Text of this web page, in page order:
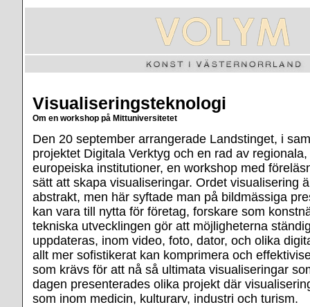
Visualiseringsteknologi
Om en workshop på Mittuniversitetet
Den 20 september arrangerade Landstinget, i
projektet Digitala Verktyg och en rad av
europeiska institutioner, en workshop med
sätt att skapa visualiseringar. Ordet visualisering
abstrakt, men här syftade man på bildmässiga
kan vara till nytta för företag, forskare som
tekniska utvecklingen gör att möjligheterna
uppdateras, inom video, foto, dator, och olika
allt mer sofistikerat kan komprimera och
som krävs för att nå så ultimata visualiseringar
dagen presenterades olika projekt där
som inom medicin, kulturarv, industri och turism.